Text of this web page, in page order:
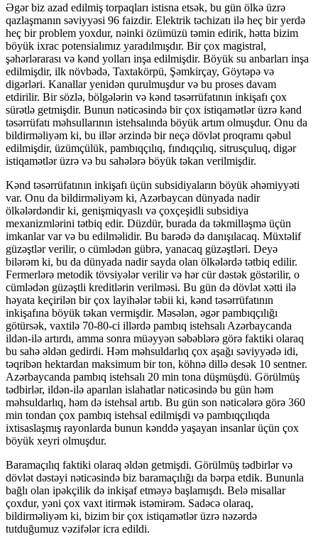
Əgər biz azad edilmiş torpaqları istisna etsək, bu gün ölkə üzrə
qazlaşmanın səviyyəsi 96 faizdir. Elektrik təchizatı ilə heç bir yerdə
heç bir problem yoxdur, nəinki özümüzü təmin edirik, hətta bizim
böyük ixrac potensialımız yaradılmışdır. Bir çox magistral,
şəhərlərarası və kənd yolları inşa edilmişdir. Böyük su anbarları inşa
edilmişdir, ilk növbədə, Taxtakörpü, Şəmkirçay, Göytəpə və
digərləri. Kanallar yenidən qurulmuşdur və bu proses davam
etdirilir. Bir sözlə, bölgələrin və kənd təsərrüfatının inkişafı çox
sürətlə getmişdir. Bunun nəticəsində bir çox istiqamətlər üzrə kənd
təsərrüfatı məhsullarının istehsalında böyük artım olmuşdur. Onu da
bildirməliyəm ki, bu illər ərzində bir neçə dövlət proqramı qəbul
edilmişdir, üzümçülük, pambıqçılıq, fındıqçılıq, sitrusçuluq, digər
istiqamətlər üzrə və bu sahələrə böyük təkan verilmişdir.
Kənd təsərrüfatının inkişafı üçün subsidiyaların böyük əhəmiyyəti
var. Onu da bildirməliyəm ki, Azərbaycan dünyada nadir
ölkələrdəndir ki, genişmiqyaslı və çoxçeşidli subsidiya
mexanizmlərini tətbiq edir. Düzdür, burada da təkmilləşmə üçün
imkanlar var və bu edilməlidir. Bu barədə də danışılacaq. Müxtəlif
güzəştlər verilir, o cümlədən gübrə, yanacaq güzəştləri. Deyə
bilərəm ki, bu da dünyada nadir sayda olan ölkələrdə tətbiq edilir.
Fermerlərə metodik tövsiyələr verilir və hər cür dəstək göstərilir, o
cümlədən güzəştli kreditlərin verilməsi. Bu gün də dövlət xətti ilə
həyata keçirilən bir çox layihələr təbii ki, kənd təsərrüfatının
inkişafına böyük təkan vermişdir. Məsələn, əgər pambıqçılığı
götürsək, vaxtilə 70-80-ci illərdə pambıq istehsalı Azərbaycanda
ildən-ilə artırdı, amma sonra müəyyən səbəblərə görə faktiki olaraq
bu sahə əldən gedirdi. Həm məhsuldarlıq çox aşağı səviyyədə idi,
təqribən hektardan maksimum bir ton, köhnə dillə desək 10 sentner.
Azərbaycanda pambıq istehsalı 20 min tona düşmüşdü. Görülmüş
tədbirlər, ildən-ilə aparılan islahatlar nəticəsində bu gün həm
məhsuldarlıq, həm də istehsal artıb. Bu gün son nəticələrə görə 360
min tondan çox pambıq istehsal edilmişdi və pambıqçılıqda
ixtisaslaşmış rayonlarda bunun kənddə yaşayan insanlar üçün çox
böyük xeyri olmuşdur.
Baramaçılıq faktiki olaraq əldən getmişdi. Görülmüş tədbirlər və
dövlət dəstəyi nəticəsində biz baramaçılığı da bərpa etdik. Bununla
bağlı olan ipəkçilik də inkişaf etməyə başlamışdı. Belə misallar
çoxdur, yəni çox vaxt itirmək istəmirəm. Sadəcə olaraq,
bildirməliyəm ki, bizim bir çox istiqamətlər üzrə nəzərdə
tutduğumuz vəzifələr icra edildi.